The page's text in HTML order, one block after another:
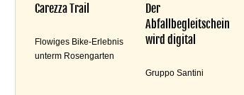
Carezza Trail
Flowiges Bike-Erlebnis
unterm Rosengarten
Der
Abfallbegleitschein
wird digital
Gruppo Santini